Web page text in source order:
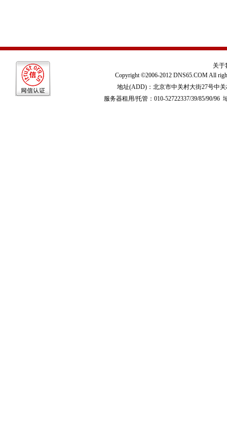
关于
Copyright ©2006-2012 DNS65.COM All
地址(ADD)：北京市中关村大街27号中
服务器租用/托管：010-52722337/39/85/90/96